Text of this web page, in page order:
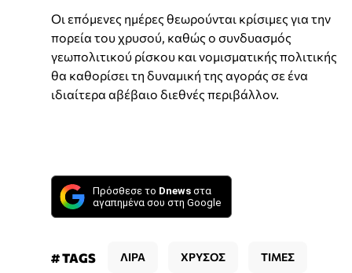
Οι επόμενες ημέρες θεωρούνται κρίσιμες για την
πορεία του χρυσού, καθώς ο συνδυασμός
γεωπολιτικού ρίσκου και νομισματικής πολιτικής
θα καθορίσει τη δυναμική της αγοράς σε ένα
ιδιαίτερα αβέβαιο διεθνές περιβάλλον.
Πρόσθεσε το Dnews στα
αγαπημένα σου στη Google
# TAGS ΛΙΡΑ ΧΡΥΣΟΣ ΤΙΜΕΣ